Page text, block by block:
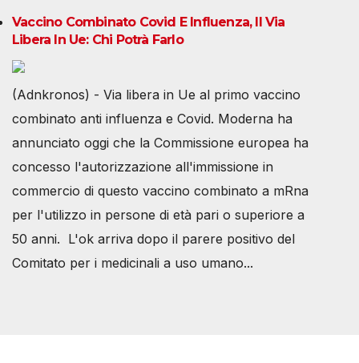
Vaccino Combinato Covid E Influenza, Il Via
Libera In Ue: Chi Potrà Farlo
(Adnkronos) - Via libera in Ue al primo vaccino
combinato anti influenza e Covid. Moderna ha
annunciato oggi che la Commissione europea ha
concesso l'autorizzazione all'immissione in
commercio di questo vaccino combinato a mRna
per l'utilizzo in persone di età pari o superiore a
50 anni. L'ok arriva dopo il parere positivo del
Comitato per i medicinali a uso umano...